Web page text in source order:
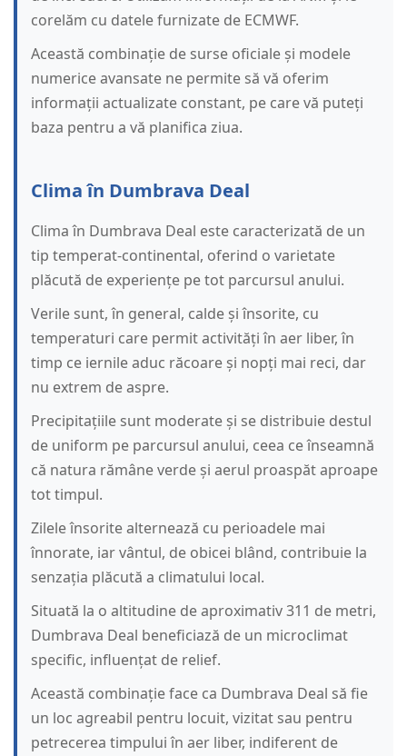
corelăm cu datele furnizate de ECMWF.
Această combinație de surse oficiale și modele
numerice avansate ne permite să vă oferim
informații actualizate constant, pe care vă puteți
baza pentru a vă planifica ziua.
Clima în Dumbrava Deal
Clima în Dumbrava Deal este caracterizată de un
tip temperat-continental, oferind o varietate
plăcută de experiențe pe tot parcursul anului.
Verile sunt, în general, calde și însorite, cu
temperaturi care permit activități în aer liber, în
timp ce iernile aduc răcoare și nopți mai reci, dar
nu extrem de aspre.
Precipitațiile sunt moderate și se distribuie destul
de uniform pe parcursul anului, ceea ce înseamnă
că natura rămâne verde și aerul proaspăt aproape
tot timpul.
Zilele însorite alternează cu perioadele mai
înnorate, iar vântul, de obicei blând, contribuie la
senzația plăcută a climatului local.
Situată la o altitudine de aproximativ 311 de metri,
Dumbrava Deal beneficiază de un microclimat
specific, influențat de relief.
Această combinație face ca Dumbrava Deal să fie
un loc agreabil pentru locuit, vizitat sau pentru
petrecerea timpului în aer liber, indiferent de